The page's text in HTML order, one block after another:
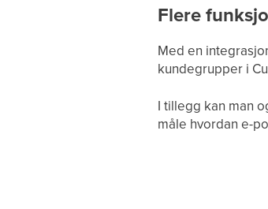
Flere
Med en
kundegrupper i
I tillegg kan man
måle hvordan e-